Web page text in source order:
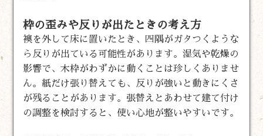
枠の歪みや反りが出たときの考え方
襖を外して床に置いたとき、四隅がガタつくような
ら反りが出ている可能性があります。湿気や乾燥の
影響で、木枠がわずかに動くことは珍しくありませ
ん。紙だけ張り替えても、反りが強いと動きにくさ
が残ることがあります。張替えとあわせて建て付け
の調整を検討すると、使い心地が整いやすいです。